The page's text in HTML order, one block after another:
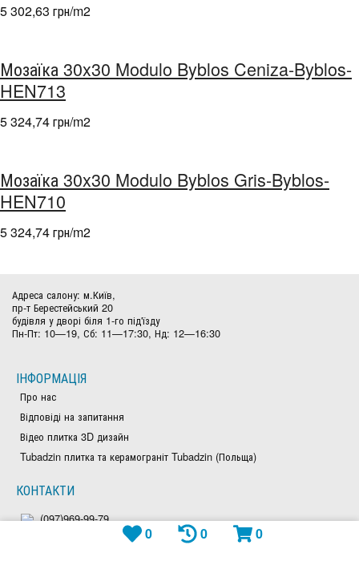
5 302,63 грн/m2
Мозаїка 30x30 Modulo Byblos Ceniza-Byblos-
HEN713
5 324,74 грн/m2
Мозаїка 30x30 Modulo Byblos Gris-Byblos-
HEN710
5 324,74 грн/m2
Адреса салону: м.Київ,
пр-т Берестейський 20
будівля у дворі біля 1-го під'їзду
Пн-Пт: 10—19, Сб: 11—17:30, Нд: 12—16:30
ІНФОРМАЦІЯ
Про нас
Відповіді на запитання
Відео плитка 3D дизайн
Tubadzin плитка та керамограніт Tubadzin (Польща)
КОНТАКТИ
(097)969-99-79
0 0 0